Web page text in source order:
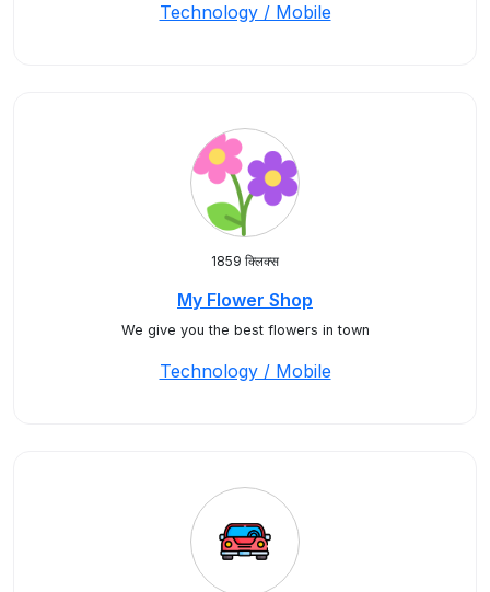
Technology / Mobile
1859 क्लिक्स
My Flower Shop
We give you the best flowers in town
Technology / Mobile